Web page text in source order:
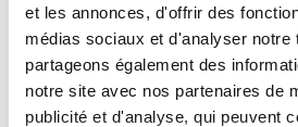
et les annonces, d'offrir des
médias sociaux et d'analyser notre
partageons également des
notre site avec nos partenaires de
publicité et d'analyse, qui peuvent
Qualifications et diplômes :
Profil recherché :